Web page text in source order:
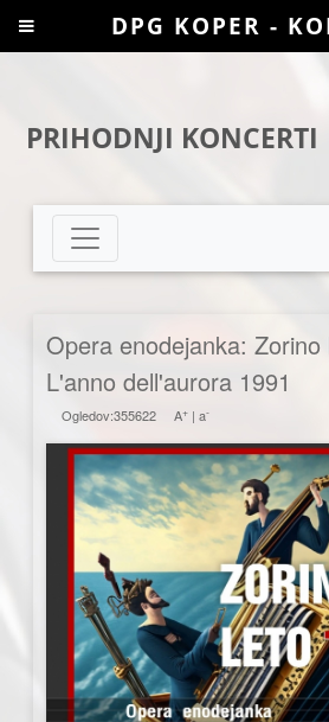
PRIHODNJI KONCERTI
Opera enodejanka:
L'anno dell'aurora 1991
Ogledov:355622A+ |a-
DPG KOPER -